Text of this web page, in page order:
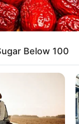
(foto:
18 Agustus
Amerika
Below 100